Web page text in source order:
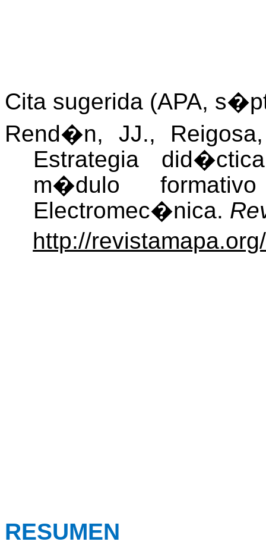
Cita sugerida (APA,
Rend�n, JJ., Reigosa
Estrategia
m�dulo
Electromec�nica.
http://
RESUMEN